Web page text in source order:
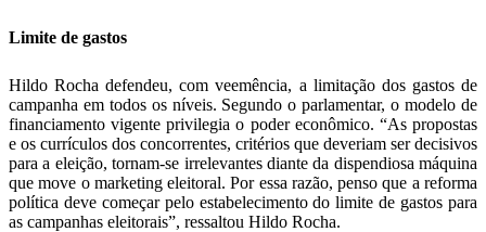
Limite de gastos
Hildo Rocha defendeu, com veemência, a limitação dos gastos de
campanha em todos os níveis. Segundo o parlamentar, o modelo de
financiamento vigente privilegia o poder econômico. “As propostas
e os currículos dos concorrentes, critérios que deveriam ser decisivos
para a eleição, tornam-se irrelevantes diante da dispendiosa máquina
que move o marketing eleitoral. Por essa razão, penso que a reforma
política deve começar pelo estabelecimento do limite de gastos para
as campanhas eleitorais”, ressaltou Hildo Rocha.